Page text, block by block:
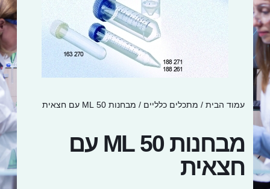
עמוד הבית / מתכלים כלליים / מבחנות 50 ML עם חצאית
מבחנות 50 ML עם
חצאית